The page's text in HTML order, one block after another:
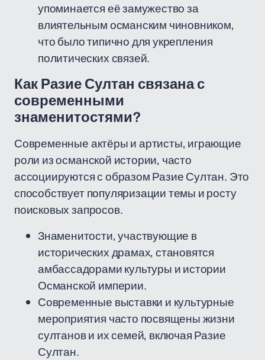
упоминается её замужество за
влиятельным османским чиновником,
что было типично для укрепления
политических связей.
Как Разие Султан связана с
современными
знаменитостями?
Современные актёры и артисты, играющие
роли из османской истории, часто
ассоциируются с образом Разие Султан. Это
способствует популяризации темы и росту
поисковых запросов.
Знаменитости, участвующие в
исторических драмах, становятся
амбассадорами культуры и истории
Османской империи.
Современные выставки и культурные
мероприятия часто посвящены жизни
султанов и их семей, включая Разие
Султан.